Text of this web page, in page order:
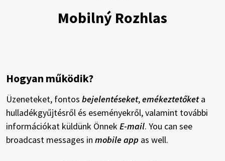
Mobilný Rozhlas
Hogyan működik?
Üzeneteket, fontos bejelentéseket,emékeztetőketa
hulladékgyűjtésről és eseményekről, valamint további
információkat küldünk ÖnnekE-mail. You can see
broadcast messages in mobile app as well.